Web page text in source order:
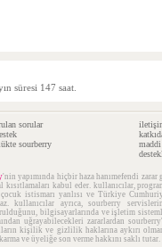
süresi 147 saat.
sorular
sourberry
'nin yapımında hiçbir haza hanımefendi zarar
kısıtlamaları kabul eder. kullanıcılar,
çocuk istismarı yanlısı ve Türkiye
kullanıcılar ayrıca, sourberry
bilgisayarlarında ve işletim
uğrayabilecekleri zararlardan
kişilik ve gizlilik haklarına aykırı
ve üyeliğe son verme hakkını saklı tutar.